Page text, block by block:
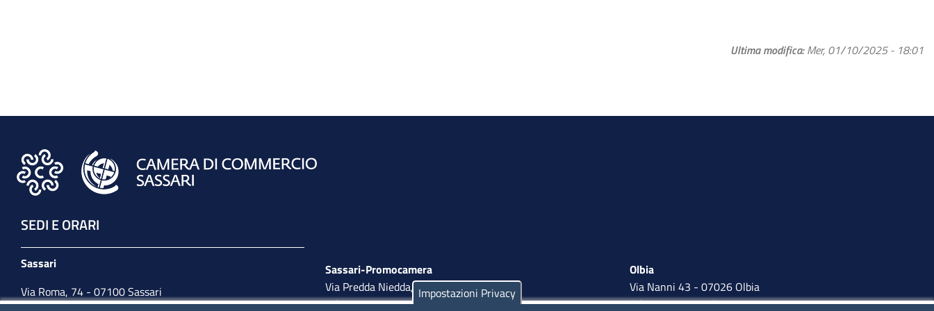
Ultima modifica Mer, 01/10/2025 - 18:01
SEDI E ORARI
Sassari
Via Roma, 74 - 07100 Sassari
Sassari-Promocamera
Via Predda Niedda, 18 - 07100 Sassari
Tel. 079 263 8800 | Fax 079 2638810
Olbia
Via Nanni 43 - 07026 Olbia
Tel. 0789 66122 | 0789 69580
Impostazioni Privacy